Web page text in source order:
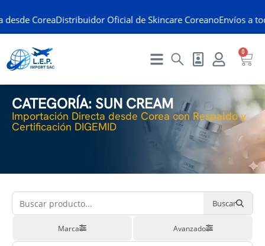
CoreaDistribuidor Oficial de Skincare CoreanoEnvíos a todo
0
CATEGORÍA: SUN CREAM
Importación Directa desde Corea con Respaldo y
Certificación DIGEMID
Buscar
Marca Avanzado